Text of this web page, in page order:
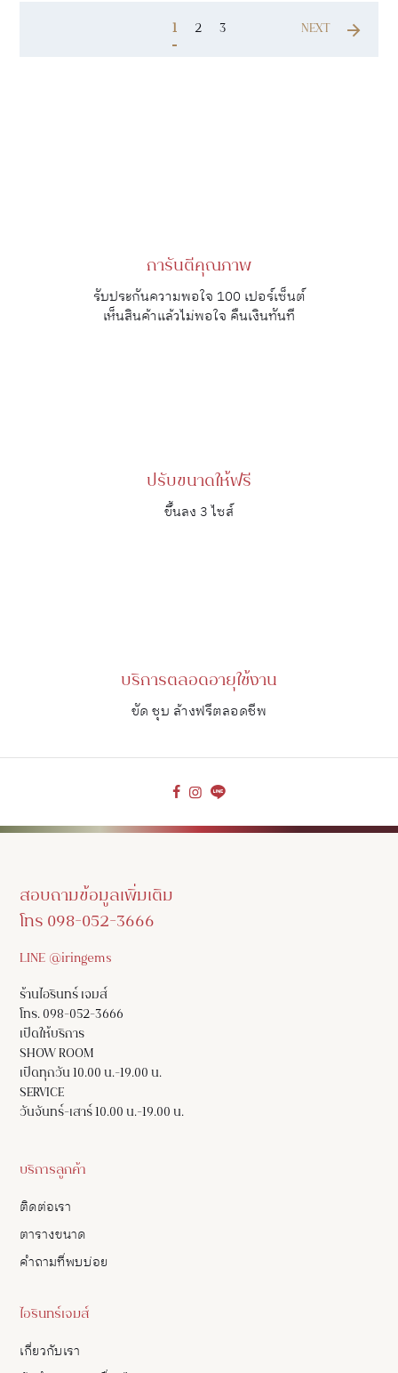
1 2 3 NEXT
การันตีคุณภาพ
รับประกันความพอใจ 100 เปอร์เซ็นต์
เห็นสินค้าแล้วไม่พอใจ คืนเงินทันที
ปรับขนาดให้ฟรี
ขึ้นลง 3 ไซส์
บริการตลอดอายุใช้งาน
ขัด ชุบ ล้างฟรีตลอดชีพ
สอบถามข้อมูลเพิ่มเติม
โทร 098-052-3666
LINE @iringems
ร้านไอรินทร์ เจมส์
โทร. 098-052-3666
เปิดให้บริการ
SHOW ROOM
เปิดทุกวัน 10.00 น.-19.00 น.
SERVICE
วันจันทร์-เสาร์ 10.00 น.-19.00 น.
บริการลูกค้า
ติดต่อเรา
ตารางขนาด
คำถามที่พบบ่อย
ไอรินทร์เจมส์
เกี่ยวกับเรา